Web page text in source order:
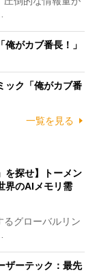
がカブ番長！」
ク「俺がカブ番
一覧を見る
を探せ】トーメン
界のAIメモリ需
グローバルリン
ザーテック：最先